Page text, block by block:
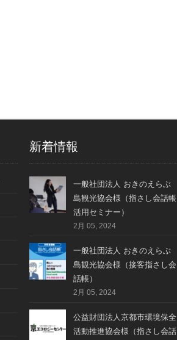
新着情報
一般社団法人 おきのえらぶ
島観光協会様（指さし会話帳
活用セミナー）
2月 05, 2024
一般社団法人 おきのえらぶ
島観光協会様（接客指さし会
話帳）
2月 05, 2024
公益財団法人京都市環境保全
活動推進協会様（指さし会話